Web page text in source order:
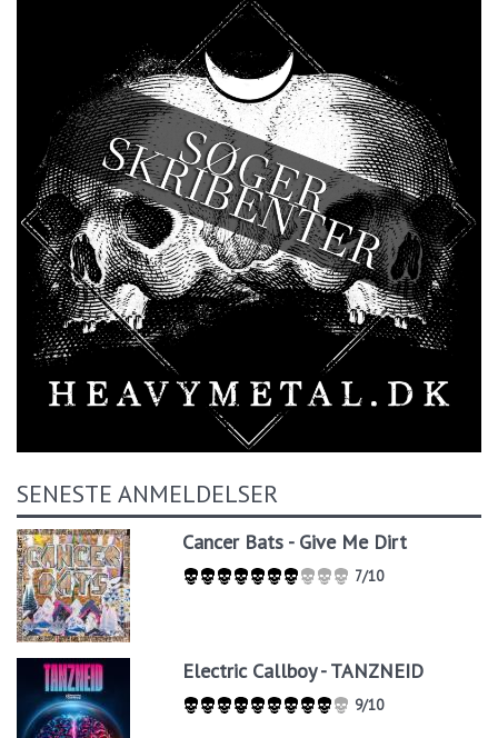
SENESTE ANMELDELSER
Cancer Bats - Give Me Dirt
7/10
Electric Callboy - TANZNEID
9/10